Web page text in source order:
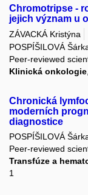
Chromotripse -
jejich význam u
ZÁVACKÁ Kristýna
POSPÍŠILOVÁ
Peer-reviewed
Klinická onkologie
Chronická
moderních
diagnostice
POSPÍŠILOVÁ
Peer-reviewed
Transfúze a
1